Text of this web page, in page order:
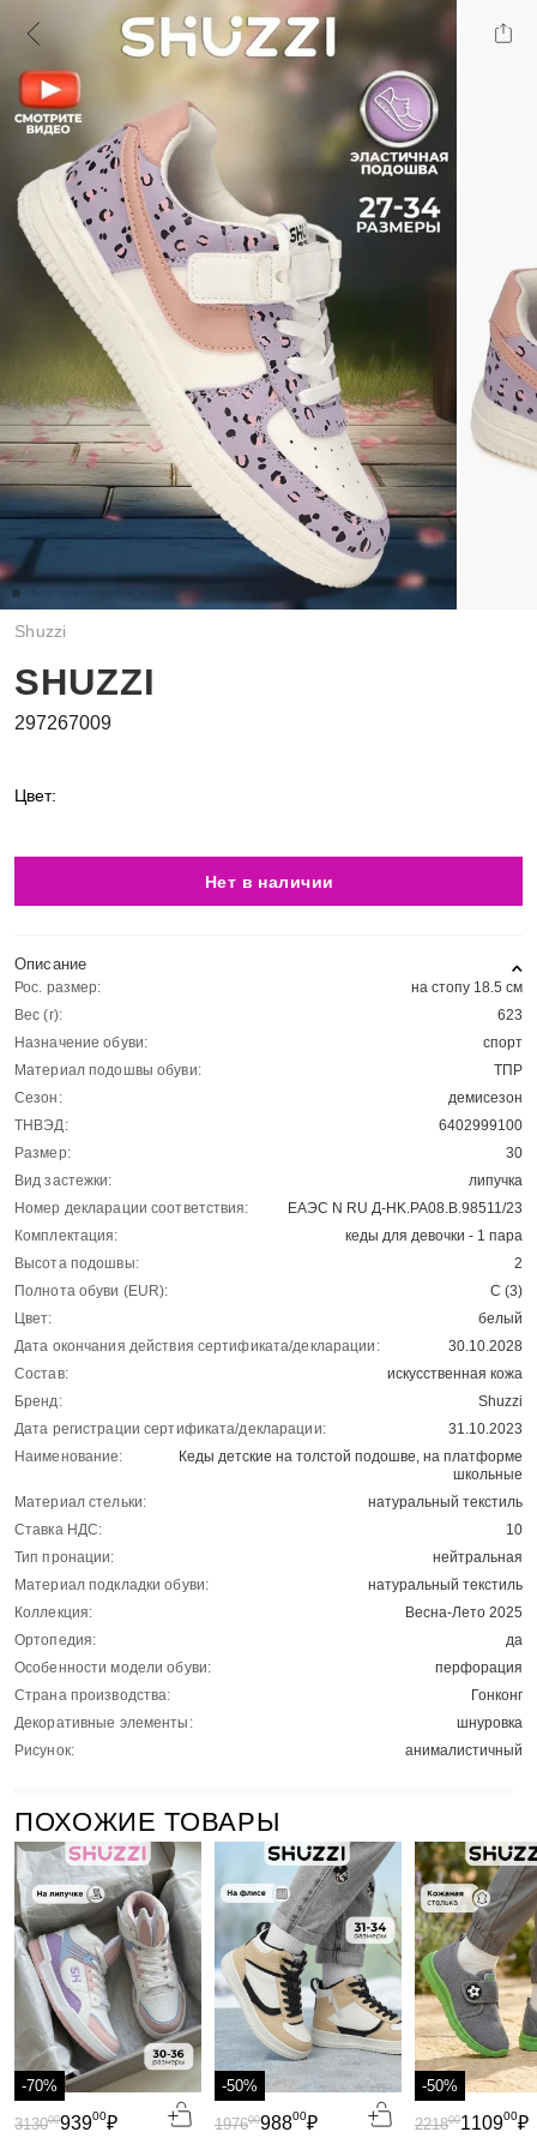
Shuzzi
SHUZZI
297267009
Цвет:
Нет в наличии
Описание
Рос. размер:
на стопу 18.5 см
Вес (г):
623
Назначение обуви:
спорт
Материал подошвы обуви:
ТПР
Сезон:
демисезон
ТНВЭД:
6402999100
Размер:
30
Вид застежки:
липучка
Номер декларации соответствия:
ЕАЭС N RU Д-HK.РА08.В.98511/23
Комплектация:
кеды для девочки - 1 пара
Высота подошвы:
2
Полнота обуви (EUR):
С (3)
Цвет:
белый
Дата окончания действия сертификата/декларации:
30.10.2028
Состав:
искусственная кожа
Бренд:
Shuzzi
Дата регистрации сертификата/декларации:
31.10.2023
Наименование:
Кеды детские на толстой подошве, на платформе
школьные
Материал стельки:
натуральный текстиль
Ставка НДС:
10
Тип пронации:
нейтральная
Материал подкладки обуви:
натуральный текстиль
Коллекция:
Весна-Лето 2025
Ортопедия:
да
Особенности модели обуви:
перфорация
Страна производства:
Гонконг
Декоративные элементы:
шнуровка
Рисунок:
анималистичный
ПОХОЖИЕ ТОВАРЫ
-70%
93900₽
313000
-50%
98800₽
197600
-50%
110900₽
221800